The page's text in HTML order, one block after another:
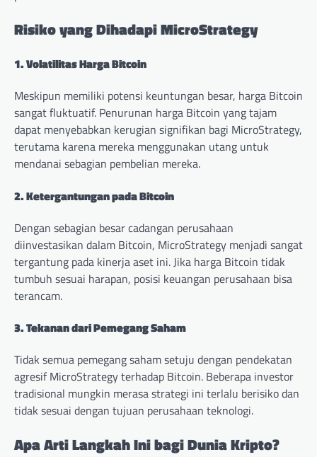
Risiko yang Dihadapi MicroStrategy
1. Volatilitas Harga Bitcoin
Meskipun memiliki potensi keuntungan besar, harga Bitcoin
sangat fluktuatif. Penurunan harga Bitcoin yang tajam
dapat menyebabkan kerugian signifikan bagi MicroStrategy,
terutama karena mereka menggunakan utang untuk
mendanai sebagian pembelian mereka.
2. Ketergantungan pada Bitcoin
Dengan sebagian besar cadangan perusahaan
diinvestasikan dalam Bitcoin, MicroStrategy menjadi sangat
tergantung pada kinerja aset ini. Jika harga Bitcoin tidak
tumbuh sesuai harapan, posisi keuangan perusahaan bisa
terancam.
3. Tekanan dari Pemegang Saham
Tidak semua pemegang saham setuju dengan pendekatan
agresif MicroStrategy terhadap Bitcoin. Beberapa investor
tradisional mungkin merasa strategi ini terlalu berisiko dan
tidak sesuai dengan tujuan perusahaan teknologi.
Apa Arti Langkah Ini bagi Dunia Kripto?